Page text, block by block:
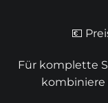
💶
Für komplette